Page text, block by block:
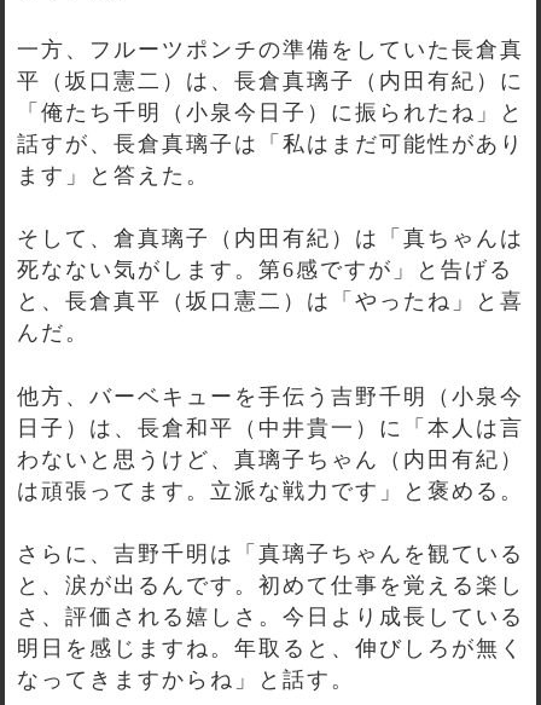
一方、フルーツポンチの準備をしていた長倉真
平（坂口憲二）は、長倉真璃子（内田有紀）に
「俺たち千明（小泉今日子）に振られたね」と
話すが、長倉真璃子は「私はまだ可能性があり
ます」と答えた。
そして、倉真璃子（内田有紀）は「真ちゃんは
死なない気がします。第6感ですが」と告げる
と、長倉真平（坂口憲二）は「やったね」と喜
んだ。
他方、バーベキューを手伝う吉野千明（小泉今
日子）は、長倉和平（中井貴一）に「本人は言
わないと思うけど、真璃子ちゃん（内田有紀）
は頑張ってます。立派な戦力です」と褒める。
さらに、吉野千明は「真璃子ちゃんを観ている
と、涙が出るんです。初めて仕事を覚える楽し
さ、評価される嬉しさ。今日より成長している
明日を感じますね。年取ると、伸びしろが無く
なってきますからね」と話す。